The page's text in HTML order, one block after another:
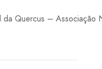
Quercus – Associação